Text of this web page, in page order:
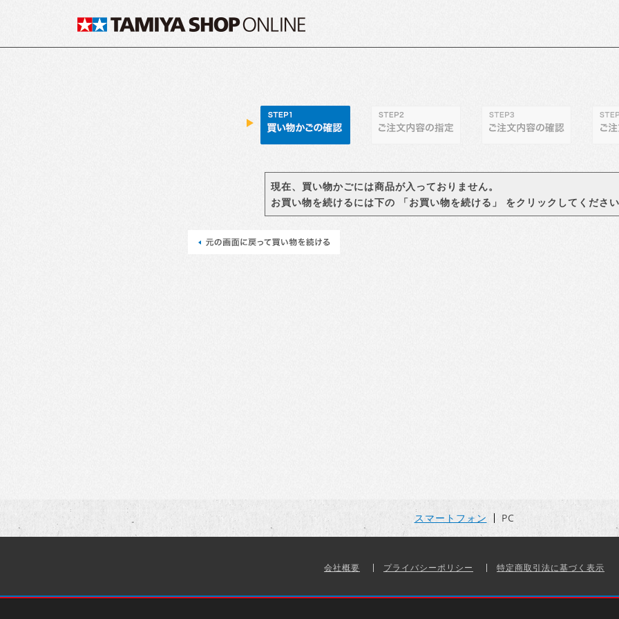
現在、買い物かごには商品が入っておりません。
お買い物を続けるには下の 「お買い物を続ける」 をクリックしてくださ
スマートフォン PC
会社概要 プライバシーポリシー 特定商取引法に基づく表示